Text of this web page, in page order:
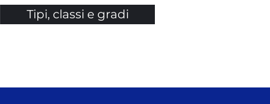
Tipi, classi e gradi